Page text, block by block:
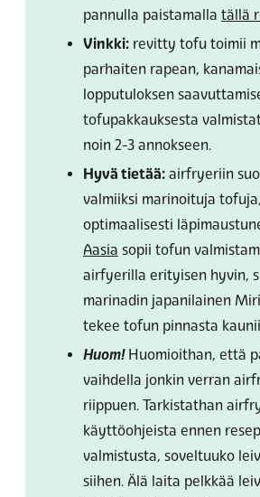
pannulla paistamalla tällä
Vinkki: revitty tofu toimii
parhaiten rapean,
lopputuloksen
tofupakkauksesta
noin 2-3 annokseen.
Hyvä tietää: airfryeriin
valmiiksi marinoituja
optimaalisesti
Aasia sopii tofun
airfyerilla erityisen hyvin,
marinadin japanilainen
tekee tofun pinnasta
Huom!Huomioithan, että
vaihdella jonkin verran
riippuen. Tarkistathan
käyttöohjeista ennen
valmistusta, soveltuuko
siihen. Älä laita pelkkää